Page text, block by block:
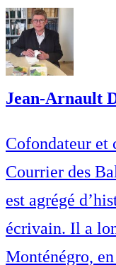
Jean-Arnault
Cofondateur et
Courrier des
est agrégé
écrivain. Il a
Monténégro,